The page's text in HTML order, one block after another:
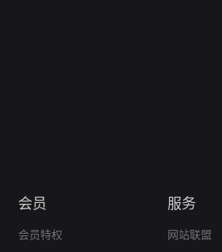
会员
会员特权
服务
网站联盟